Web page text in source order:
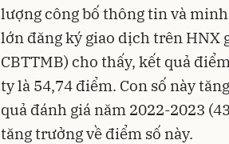
lượng công bố thông tin và
lớn đăng ký giao dịch trên HNX
CBTTMB) cho thấy, kết quả
ty là 54,74 điểm. Con số này
quả đánh giá năm 2022-2023
tăng trưởng về điểm số này.